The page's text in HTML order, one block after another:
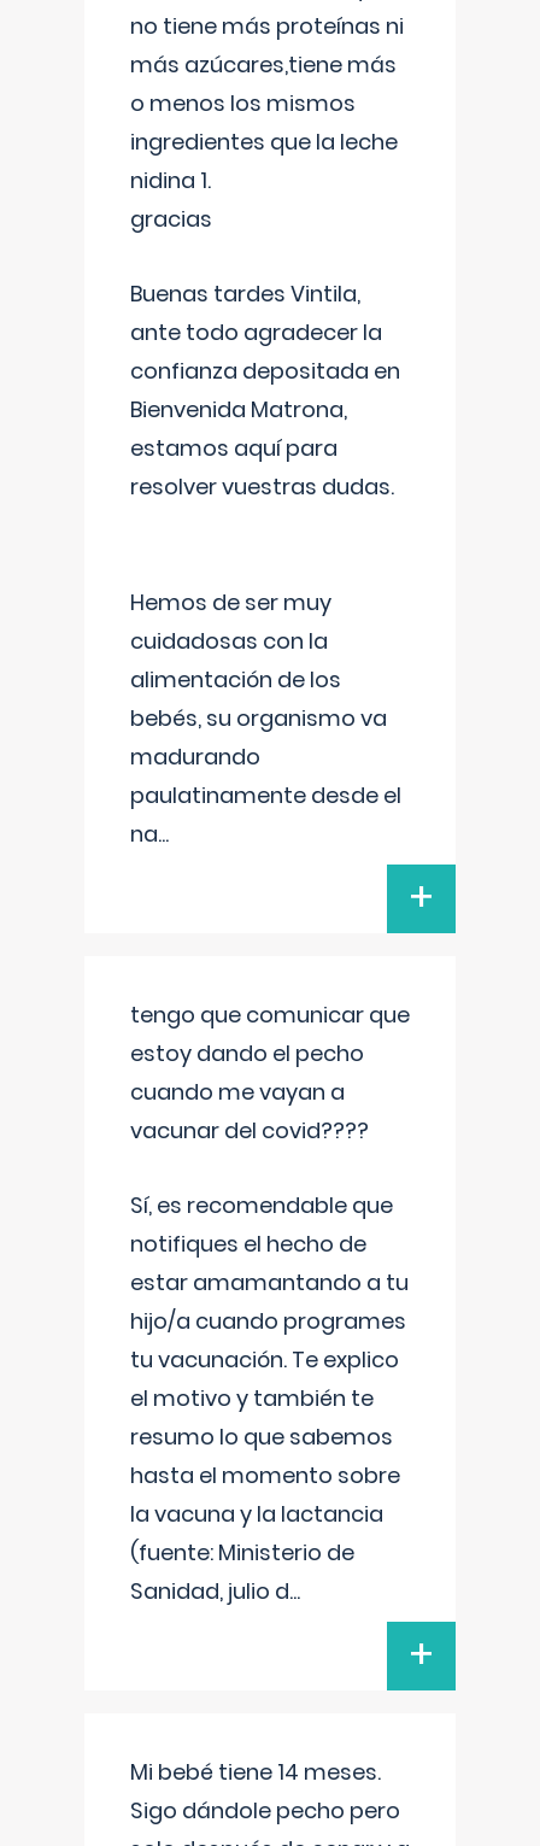
no tiene más proteínas ni
más azúcares,tiene más
o menos los mismos
ingredientes que la leche
nidina 1.
gracias
Buenas tardes Vintila,
ante todo agradecer la
confianza depositada en
Bienvenida Matrona,
estamos aquí para
resolver vuestras dudas.
Hemos de ser muy
cuidadosas con la
alimentación de los
bebés, su organismo va
madurando
paulatinamente desde el
na...
+
tengo que comunicar que
estoy dando el pecho
cuando me vayan a
vacunar del covid????
Sí, es recomendable que
notifiques el hecho de
estar amamantando a tu
hijo/a cuando programes
tu vacunación. Te explico
el motivo y también te
resumo lo que sabemos
hasta el momento sobre
la vacuna y la lactancia
(fuente: Ministerio de
Sanidad, julio d...
+
Mi bebé tiene 14 meses.
Sigo dándole pecho pero